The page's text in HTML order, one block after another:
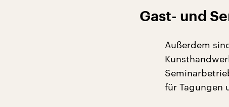
Gast- und
Außerdem
für Tagungen